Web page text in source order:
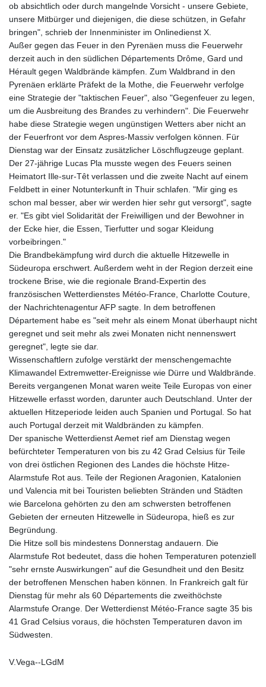
ob absichtlich oder durch mangelnde Vorsicht - unsere Gebiete,
unsere Mitbürger und diejenigen, die diese schützen, in Gefahr
bringen", schrieb der Innenminister im Onlinedienst X.
Außer gegen das Feuer in den Pyrenäen muss die Feuerwehr
derzeit auch in den südlichen Départements Drôme, Gard und
Hérault gegen Waldbrände kämpfen. Zum Waldbrand in den
Pyrenäen erklärte Präfekt de la Mothe, die Feuerwehr verfolge
eine Strategie der "taktischen Feuer", also "Gegenfeuer zu legen,
um die Ausbreitung des Brandes zu verhindern". Die Feuerwehr
habe diese Strategie wegen ungünstigen Wetters aber nicht an
der Feuerfront vor dem Aspres-Massiv verfolgen können. Für
Dienstag war der Einsatz zusätzlicher Löschflugzeuge geplant.
Der 27-jährige Lucas Pla musste wegen des Feuers seinen
Heimatort Ille-sur-Têt verlassen und die zweite Nacht auf einem
Feldbett in einer Notunterkunft in Thuir schlafen. "Mir ging es
schon mal besser, aber wir werden hier sehr gut versorgt", sagte
er. "Es gibt viel Solidarität der Freiwilligen und der Bewohner in
der Ecke hier, die Essen, Tierfutter und sogar Kleidung
vorbeibringen."
Die Brandbekämpfung wird durch die aktuelle Hitzewelle in
Südeuropa erschwert. Außerdem weht in der Region derzeit eine
trockene Brise, wie die regionale Brand-Expertin des
französischen Wetterdienstes Météo-France, Charlotte Couture,
der Nachrichtenagentur AFP sagte. In dem betroffenen
Département habe es "seit mehr als einem Monat überhaupt nicht
geregnet und seit mehr als zwei Monaten nicht nennenswert
geregnet", legte sie dar.
Wissenschaftlern zufolge verstärkt der menschengemachte
Klimawandel Extremwetter-Ereignisse wie Dürre und Waldbrände.
Bereits vergangenen Monat waren weite Teile Europas von einer
Hitzewelle erfasst worden, darunter auch Deutschland. Unter der
aktuellen Hitzeperiode leiden auch Spanien und Portugal. So hat
auch Portugal derzeit mit Waldbränden zu kämpfen.
Der spanische Wetterdienst Aemet rief am Dienstag wegen
befürchteter Temperaturen von bis zu 42 Grad Celsius für Teile
von drei östlichen Regionen des Landes die höchste Hitze-
Alarmstufe Rot aus. Teile der Regionen Aragonien, Katalonien
und Valencia mit bei Touristen beliebten Stränden und Städten
wie Barcelona gehörten zu den am schwersten betroffenen
Gebieten der erneuten Hitzewelle in Südeuropa, hieß es zur
Begründung.
Die Hitze soll bis mindestens Donnerstag andauern. Die
Alarmstufe Rot bedeutet, dass die hohen Temperaturen potenziell
"sehr ernste Auswirkungen" auf die Gesundheit und den Besitz
der betroffenen Menschen haben können. In Frankreich galt für
Dienstag für mehr als 60 Départements die zweithöchste
Alarmstufe Orange. Der Wetterdienst Météo-France sagte 35 bis
41 Grad Celsius voraus, die höchsten Temperaturen davon im
Südwesten.
V.Vega--LGdM